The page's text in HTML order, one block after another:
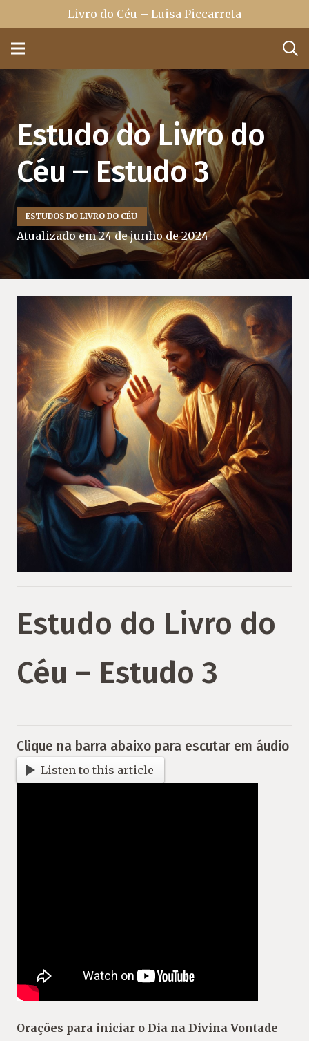
Livro do Céu – Luisa Piccarreta
Estudo do Livro do
Céu – Estudo 3
ESTUDOS DO LIVRO DO CÉU
Atualizado em24 de junho de 2024
Estudo do Livro do
Céu – Estudo 3
Clique na barra abaixo para escutar em áudio
Listen to this article
Orações para iniciar o Dia na Divina Vontade